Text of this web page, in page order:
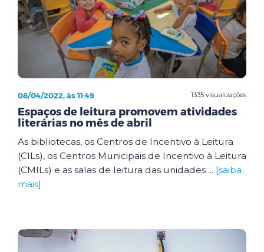
1335 visualizações
08/04/2022, às 11:49
Espaços de leitura promovem atividades
literárias no mês de abril
As bibliotecas, os Centros de Incentivo à Leitura
(CILs), os Centros Municipais de Incentivo à Leitura
(CMILs) e as salas de leitura das unidades ... [saiba
mais]